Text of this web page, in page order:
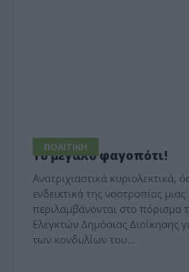
ΠΟΛΙΤΙΚΗ
To μεγάλο φαγοπότι!
Ανατριχιαστικά κυριολεκτικά,
ενδεικτικά της νοοτροπίας
περιλαμβάνονται στο πόρισμα
Ελεγκτών Δημόσιας Διοίκησης
των κονδυλίων του…